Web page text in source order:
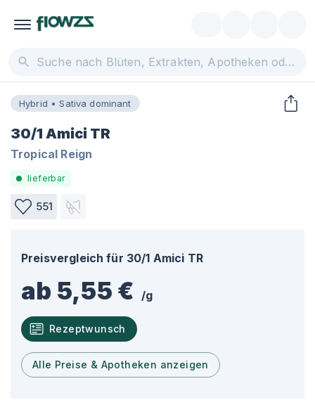
Hybrid • Sativa dominant
30/1 Amici TR
Tropical Reign
lieferbar
551
Preisvergleich für 30/1 Amici TR
ab 5,55 € /g
Rezeptwunsch
Alle Preise & Apotheken anzeigen